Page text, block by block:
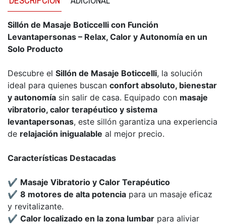
Sillón de Masaje Boticcelli con Función
Levantapersonas – Relax, Calor y Autonomía en un
Solo Producto
Descubre el Sillón de Masaje Boticcelli, la solución
ideal para quienes buscan confort absoluto, bienestar
y autonomía sin salir de casa. Equipado con masaje
vibratorio, calor terapéutico y sistema
levantapersonas, este sillón garantiza una experiencia
de relajación inigualable al mejor precio.
Características Destacadas
✔️ Masaje Vibratorio y Calor Terapéutico
✔️ 8 motores de alta potencia para un masaje eficaz
y revitalizante.
✔️ Calor localizado en la zona lumbar para aliviar